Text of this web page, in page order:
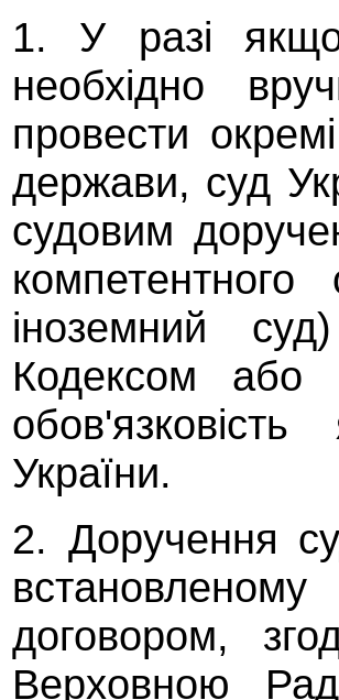
1. У разі
необхідно
провести
держави, суд
судовим
іноземний
Кодексом або
України.
2. Доручення
договором,
Верховною